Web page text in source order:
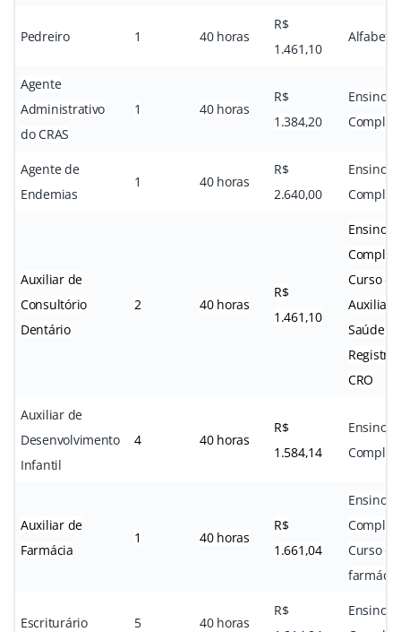
Pedreiro 1 40 horas
R$
1.461,10
Agente
Administrativo
do CRAS
1 40 horas
R$
1.384,20
Ensino
Agente de
Endemias
1 40 horas
R$
2.640,00
Ensino
Auxiliar de
Consultório
Dentário
2 40 horas
R$
1.461,10
Ensino
Curso de
Auxiliar
Saúde
Registro
CRO
Auxiliar de
Desenvolvimento
Infantil
4 40 horas
R$
1.584,14
Ensino
Auxiliar de
Farmácia
1 40 horas
R$
1.661,04
Ensino
Curso
farmácia
Escriturário 5 40 horas
R$
Ensino